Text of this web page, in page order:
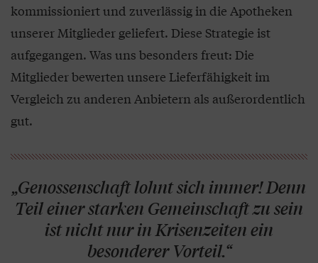
kommissioniert und zuverlässig in die Apotheken
unserer Mitglieder geliefert. Diese Strategie ist
aufgegangen. Was uns besonders freut: Die
Mitglieder bewerten unsere Lieferfähigkeit im
Vergleich zu anderen Anbietern als außerordentlich
gut.
„Genossenschaft lohnt sich immer! Denn
Teil einer starken Gemeinschaft zu sein
ist nicht nur in Krisenzeiten ein
besonderer Vorteil.“